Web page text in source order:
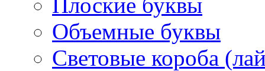
Объемные буквы
Световые короба